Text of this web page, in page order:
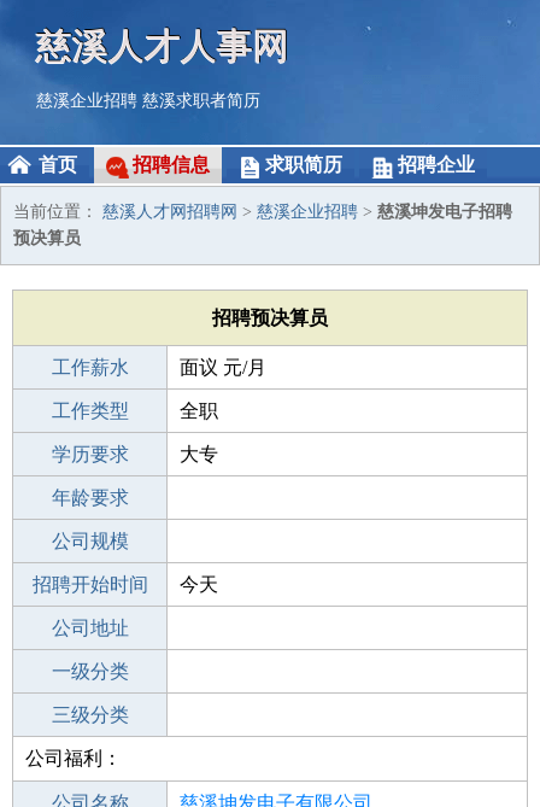
慈溪人才人事网
慈溪企业招聘 慈溪求职者简历
首页 招聘信息 求职简历 招聘企业
当前位置： 慈溪人才网招聘网 > 慈溪企业招聘 > 慈溪坤发电子招聘
预决算员
招聘预决算员
工作薪水 面议 元/月
招聘人数 2人
工作类型 全职
性别要求 -
学历要求 大专
工作经验
年龄要求
工作地点
公司规模
公司电话
招聘开始时间 今天
招聘结束时间
公司地址
一级分类
二级分类
三级分类
其他行业
公司福利：
公司名称 慈溪坤发电子有限公司